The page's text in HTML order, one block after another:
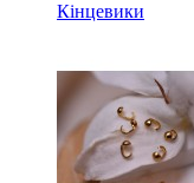
Кінцевики